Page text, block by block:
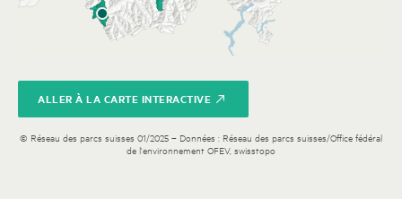
ALLER À LA CARTE INTERACTIVE
© Réseau des parcs suisses 01/2025 – Données : Réseau des parcs suisses/Office fédéral
de l'environnement OFEV, swisstopo